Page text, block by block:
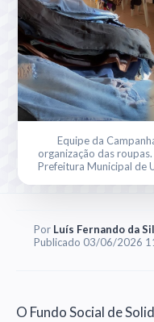
Equipe da
organização das
Prefeitura Municipal de
Por Luís Fernando da
Publicado 03/06/2026
O Fundo Social de